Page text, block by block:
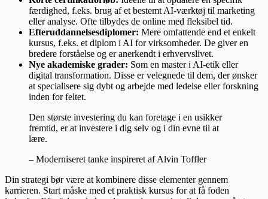
færdighed, f.eks. brug af et bestemt AI-værktøj til marketing
eller analyse. Ofte tilbydes de online med fleksibel tid.
Efteruddannelsesdiplomer: Mere omfattende end et enkelt
kursus, f.eks. et diplom i AI for virksomheder. De giver en
bredere forståelse og er anerkendt i erhvervslivet.
Nye akademiske grader: Som en master i AI-etik eller
digital transformation. Disse er velegnede til dem, der ønsker
at specialisere sig dybt og arbejde med ledelse eller forskning
inden for feltet.
Den største investering du kan foretage i en usikker
fremtid, er at investere i dig selv og i din evne til at
lære.
– Moderniseret tanke inspireret af Alvin Toffler
Din strategi bør være at kombinere disse elementer gennem
karrieren. Start måske med et praktisk kursus for at få foden